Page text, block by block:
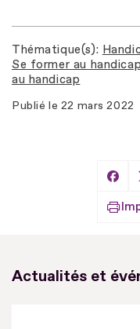
Thématique(s)
Se former au
au handicap
Publié le 22 mars 2022
Actualités et